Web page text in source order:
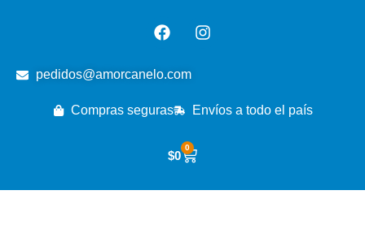
pedidos@amorcanelo.com
Compras seguras Envíos a todo el país
$0
0